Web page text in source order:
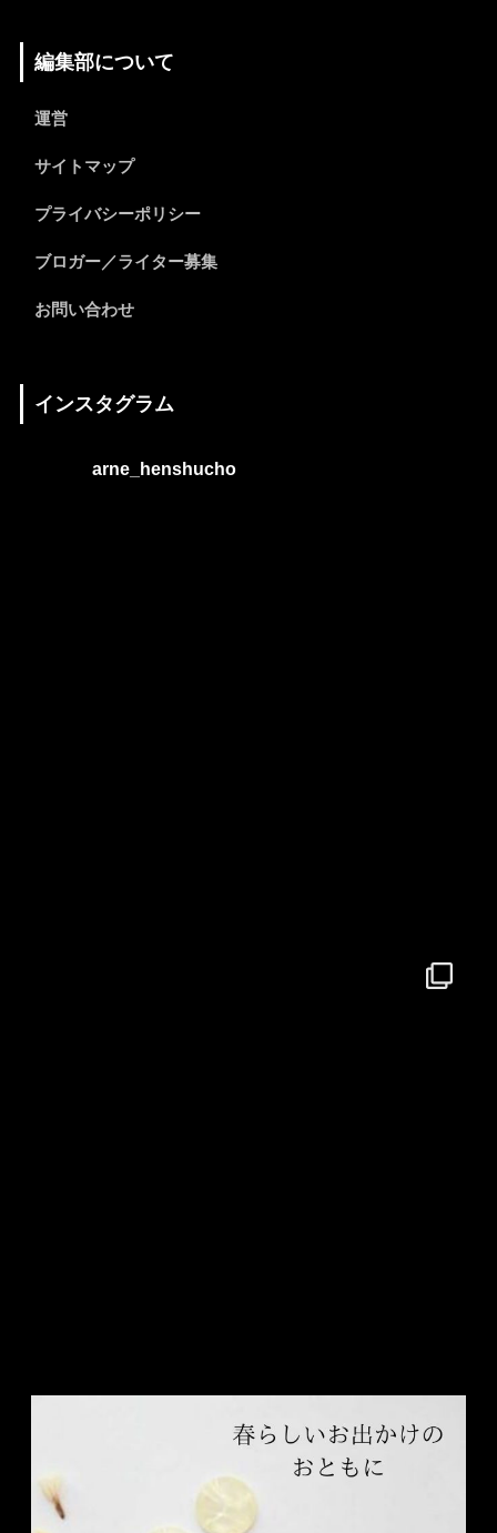
編集部について
運営
サイトマップ
プライバシーポリシー
ブロガー／ライター募集
お問い合わせ
インスタグラム
arne_henshucho